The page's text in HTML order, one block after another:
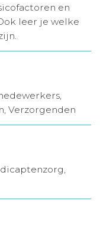
en
leer je welke
Verzorgenden